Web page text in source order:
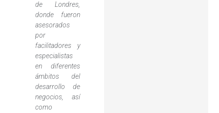
de Londres,
donde fueron
asesorados
por
facilitadores y
especialistas
en diferentes
ámbitos del
desarrollo de
negocios, así
como